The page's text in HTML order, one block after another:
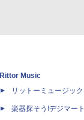
Rittor Music
リットーミュージック
楽器探そう!デジマート